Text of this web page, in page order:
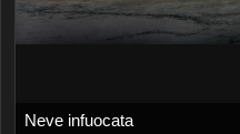
Neve infuocata